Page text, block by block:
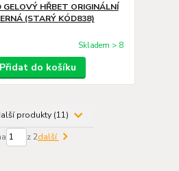
HŘBET ORIGINÁLNÍ
(STARÝ KÓD838)
Skladem > 8
Přidat do košíku
produkty (11)
z 2další